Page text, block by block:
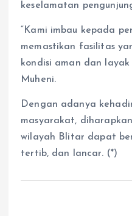
keselamatan
“Kami imbau kepada
memastikan fasilitas
kondisi aman dan
Muheni.
Dengan adanya
masyarakat,
wilayah Blitar dapat
tertib, dan lancar. (*)